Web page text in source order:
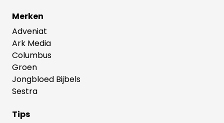
Merken
Adveniat
Ark Media
Columbus
Groen
Jongbloed Bijbels
Sestra
Tips